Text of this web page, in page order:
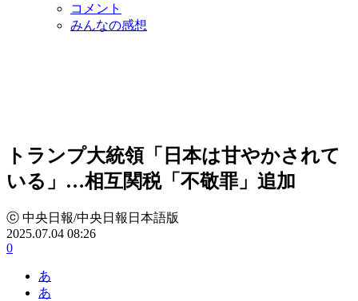
コメント
みんなの感想
トランプ大統領「日本は甘やかされて
いる」…相互関税「不敬罪」追加
ⓒ 中央日報/中央日報日本語版
2025.07.04 08:26
0
あ
あ